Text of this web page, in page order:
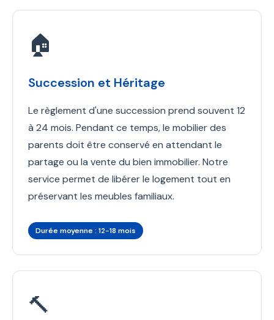
🏠
Succession et Héritage
Le règlement d'une succession prend souvent 12
à 24 mois. Pendant ce temps, le mobilier des
parents doit être conservé en attendant le
partage ou la vente du bien immobilier. Notre
service permet de libérer le logement tout en
préservant les meubles familiaux.
Durée moyenne : 12-18 mois
🔨